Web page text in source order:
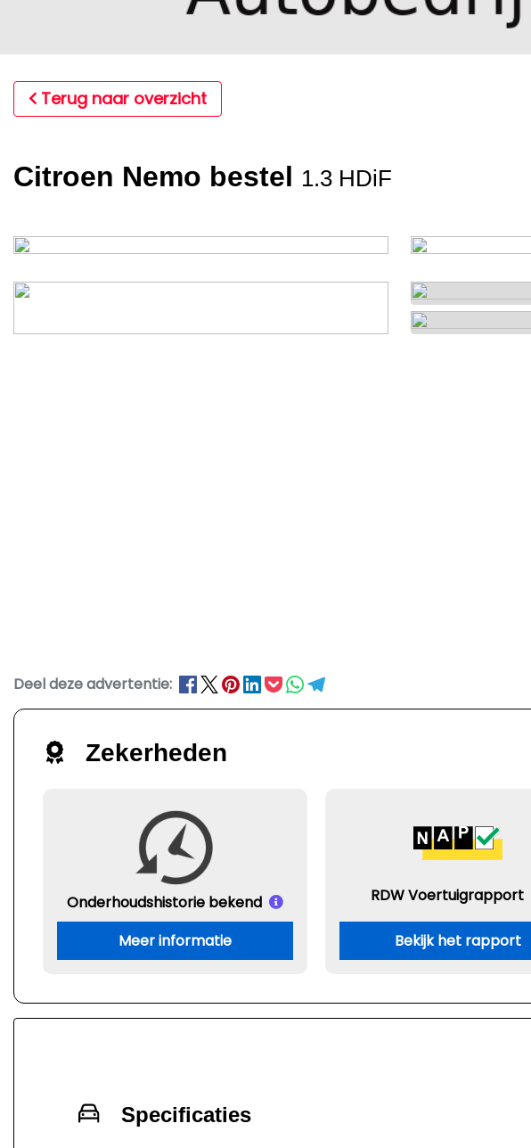
Terug naar overzicht
Citroen Nemo bestel 1.3 HDiF
Deel deze advertentie:
Zekerheden
Onderhoudshistorie bekend
Meer informatie
RDW Voertuigrapport
Bekijk het rapport
Specificaties